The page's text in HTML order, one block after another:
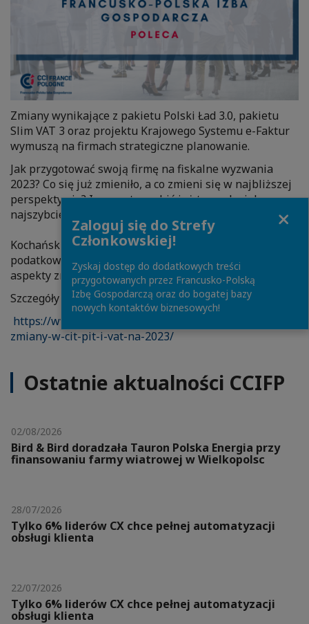
Zmiany wynikające z pakietu Polski Ład 3.0, pakietu
Slim VAT 3 oraz projektu Krajowego Systemu e-Faktur
wymuszą na firmach strategiczne planowanie.
Jak przygotować swoją firmę na fiskalne wyzwania
2023? Co się już zmieniło, a co zmieni się w najbliższej
perspektywie? I co warto zrobić już teraz, by jak
najszybciej odnieść korzyść?
Kochański & Partners zaprasza na śniadanie
podatkowe, podczas którego zaprezentuje praktyczne
aspekty zmian przepisów podatkowych.
Szczegóły i rejestracja:
https://www.kochanski.pl/sniadanie-podatkowe-
zmiany-w-cit-pit-i-vat-na-2023/
Ostatnie aktualności CCIFP
02/08/2026
Bird & Bird doradzała Tauron Polska Energia przy
finansowaniu farmy wiatrowej w Wielkopolsc
28/07/2026
Tylko 6% liderów CX chce pełnej automatyzacji
obsługi klienta
22/07/2026
Tylko 6% liderów CX chce pełnej automatyzacji
obsługi klienta
Zaloguj się do Strefy
Członkowskiej!
Zyskaj dostęp do dodatkowych treści
przygotowanych przez Francusko-Polską
Izbę Gospodarczą oraz do bogatej bazy
nowych kontaktów biznesowych!